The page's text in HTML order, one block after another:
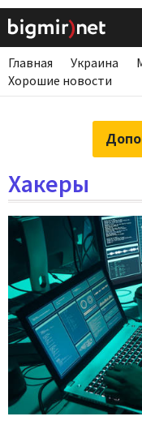
Главная Украина
Хорошие новости
Хакеры